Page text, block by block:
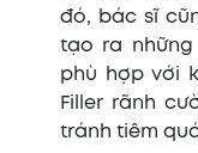
đó, bác sĩ
tạo ra
phù hợp với
Filler rãnh
tránh tiêm